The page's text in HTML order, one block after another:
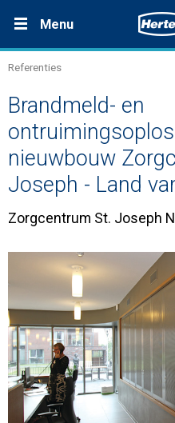
Menu
Oplossingen
Producten
Service & Onderhoud
Kennis
Over Hertek
Werken bij Hertek
Contact
Referenties
Brandmeld- en
nieuwbouw
Joseph - Land
Zorgcentrum St. Joseph